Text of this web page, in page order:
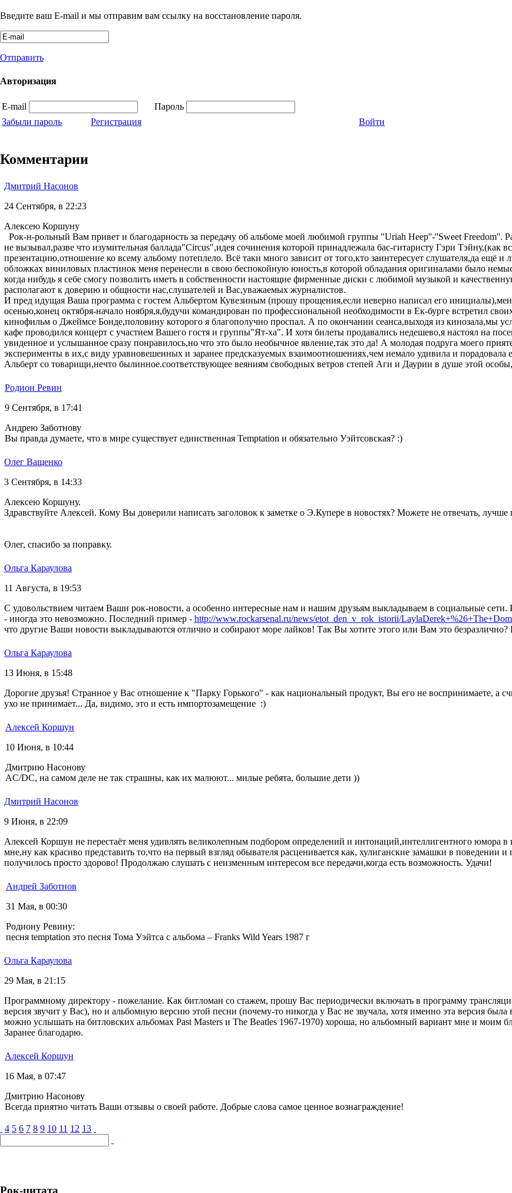
Введите ваш E-mail и мы отправим вам ссылку на восстановление пароля.
Отправить
Авторизация
E-mail
Пароль
Забыли пароль
Регистрация Войти
Комментарии
Дмитрий Насонов
24 Сентября, в 22:23
Алексею Коршуну
Рок-н-рольный Вам привет и благодарность за передачу об альбоме моей любимой группы "Uriah Heep''-''Sweet Freedom''.
не вызывал,разве что изумительная баллада"Circus",идея сочинения которой принадлежала бас-гитаристу Гэри
презентацию,отношение ко всему альбому потеплело. Всё таки много зависит от того,кто заинтересует слушателя,да ещё
обложках виниловых пластинок меня перенесли в свою беспокойную юность,в которой обладания оригиналами было
когда нибудь я себе смогу позволить иметь в собственности настоящие фирменные диски с любимой музыкой и
располагают к доверию и общности нас,слушателей и Вас,уважаемых журналистов.
И пред идущая Ваша программа с гостем Альбертом Кувезиным (прошу прощения,если неверно написал его
осенью,конец октября-начало ноября,я,будучи командирован по профессиональной необходимости в Ек-бурге встретил
кинофильм о Джеймсе Бонде,половину которого я благополучно проспал. А по окончании сеанса,выходя из кинозала,мы
кафе проводился концерт с участием Вашего гостя и группы"Ят-ха". И хотя билеты продавались недешево,я настоял на
увиденное и услышанное сразу понравилось,но что это было необычное явление,так это да! А молодая подруга моего
эксперименты в их,с виду уравновешенных и заранее предсказуемых взаимоотношениях,чем немало удивила и
Альберт со товарищи,нечто былинное.соответствующее веяниям свободных ветров степей Аги и Даурии в душе этой
Родион Ревин
9 Сентября, в 17:41
Андрею Заботнову
Вы правда думаете, что в мире существует единственная Temptation и обязательно Уэйтсовская? :)
Олег Ващенко
3 Сентября, в 14:33
Алексею Коршуну.
Здравствуйте Алексей. Кому Вы доверили написать заголовок к заметке о Э.Купере в новостях? Можете не отвечать, лучше
Олег, спасибо за поправку.
Ольга Караулова
11 Августа, в 19:53
С удовольствием читаем Ваши рок-новости, а особенно интересные нам и нашим друзьям выкладываем в социальные
- иногда это невозможно. Последний пример - http://www.rockarsenal.ru/news/etot_den_v_rok_istorii/
что другие Ваши новости выкладываются отлично и собирают море лайков! Так Вы хотите этого или Вам это
Ольга Караулова
13 Июня, в 15:48
Дорогие друзья! Странное у Вас отношение к "Парку Горького" - как национальный продукт, Вы его не воспринимаете, а
ухо не принимает... Да, видимо, это и есть импортозамещение :)
Алексей Коршун
10 Июня, в 10:44
Дмитрию Насонову
AC/DC, на самом деле не так страшны, как их малюют... милые ребята, большие дети ))
Дмитрий Насонов
9 Июня, в 22:09
Алексей Коршун не перестаёт меня удивлять великолепным подбором определений и интонаций,интеллигентного юмора
мне,ну как красиво представить то,что на первый взгляд обывателя расценивается как, хулиганские замашки в
получилось просто здорово! Продолжаю слушать с неизменным интересом все передачи,когда есть возможность. Удачи!
Андрей Заботнов
31 Мая, в 00:30
Родиону Ревину:
песня temptation это песня Тома Уэйтса с альбома ‎– Franks Wild Years 1987 г
Ольга Караулова
29 Мая, в 21:15
Программному директору - пожелание. Как битломан со стажем, прошу Вас периодически включать в программу
версия звучит у Вас), но и альбомную версию этой песни (почему-то никогда у Вас не звучала, хотя именно эта версия
можно услышать на битловских альбомах Past Masters и The Beatles 1967-1970) хороша, но альбомный вариант мне и моим
Заранее благодарю.
Алексей Коршун
16 Мая, в 07:47
Дмитрию Насонову
Всегда приятно читать Ваши отзывы о своей работе. Добрые слова самое ценное вознаграждение!
4 5 6 7 8 9 10 11 12 13
Рок-цитата